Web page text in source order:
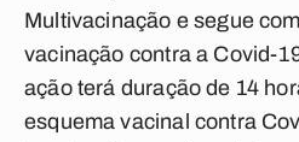
Multivacinação e segue
vacinação contra a Covid-
ação terá duração de 14
esquema vacinal contra